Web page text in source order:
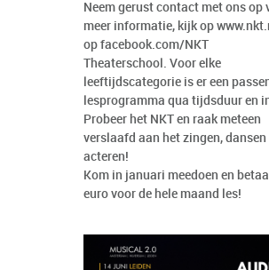
Neem gerust contact met ons op
meer informatie, kijk op
op facebook.com/NKT
Theaterschool. Voor elke
leeftijdscategorie is er een
lesprogramma qua tijdsduur en
Probeer het NKT en raak meteen
verslaafd aan het zingen, dansen
acteren!
Kom in januari meedoen en
euro voor de hele maand les!